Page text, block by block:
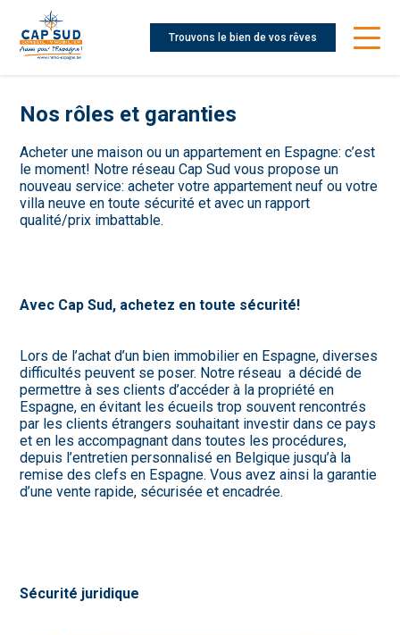
Trouvons le bien de vos rêves
Nos rôles et garanties
Acheter une maison ou un appartement en Espagne: c’est
le moment! Notre réseau Cap Sud vous propose un
nouveau service: acheter votre appartement neuf ou votre
villa neuve en toute sécurité et avec un rapport
qualité/prix imbattable.
Avec Cap Sud, achetez en toute sécurité!
Lors de l’achat d’un bien immobilier en Espagne, diverses
difficultés peuvent se poser. Notre réseau a décidé de
permettre à ses clients d’accéder à la propriété en
Espagne, en évitant les écueils trop souvent rencontrés
par les clients étrangers souhaitant investir dans ce pays
et en les accompagnant dans toutes les procédures,
depuis l’entretien personnalisé en Belgique jusqu’à la
remise des clefs en Espagne. Vous avez ainsi la garantie
d’une vente rapide, sécurisée et encadrée.
Sécurité juridique